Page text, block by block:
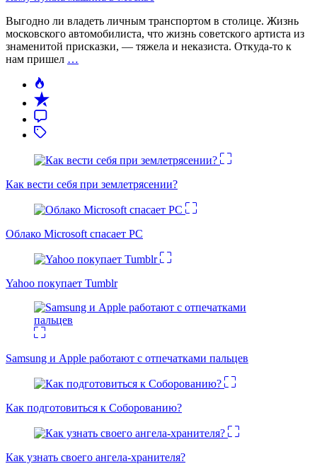
Выгодно ли владеть личным транспортом в столице. Жизнь
московского автомобилиста, что жизнь советского артиста из
знаменитой присказки, — тяжела и неказиста. Откуда-то к
нам пришел …
Как вести себя при землетрясении?
Облако Microsoft спасает PC
Yahoo покупает Tumblr
Samsung и Apple работают с отпечатками пальцев
Как подготовиться к Соборованию?
Как узнать своего ангела-хранителя?